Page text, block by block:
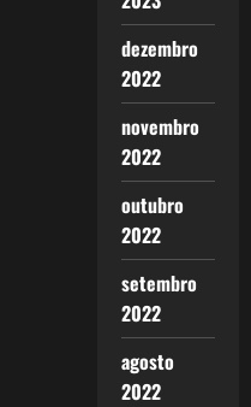
dezembro
2022
novembro
2022
outubro
2022
setembro
2022
agosto
2022